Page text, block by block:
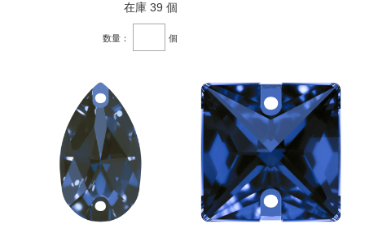
在庫 39 個
数量： 個